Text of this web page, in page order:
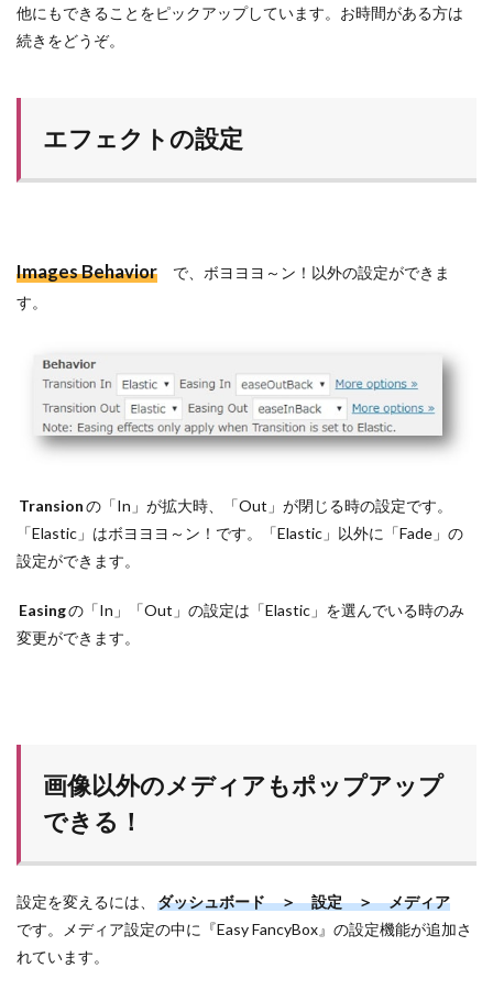
他にもできることをピックアップしています。お時間がある方は
続きをどうぞ。
エフェクトの設定
Images Behavior で、ボヨヨヨ～ン！以外の設定ができま
す。
Transionの「In」が拡大時、「Out」が閉じる時の設定です。
「Elastic」はボヨヨヨ～ン！です。「Elastic」以外に「Fade」の
設定ができます。
Easingの「In」「Out」の設定は「Elastic」を選んでいる時のみ
変更ができます。
画像以外のメディアもポップアップ
できる！
設定を変えるには、
ダッシュボード ＞ 設定 ＞ メディア
です。メディア設定の中に『Easy FancyBox』の設定機能が追加さ
れています。